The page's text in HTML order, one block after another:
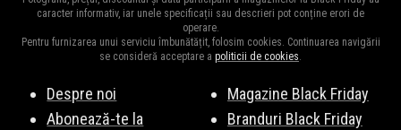
de utilizare și dacă a fost introdus corect. Uneori, codurile
expiră sau sunt valabile doar pentru anumite produse sau
perioade de timp.
caracter informativ, iar unele specificații sau descrieri pot conține erori de
operare.
Pentru furnizarea unui serviciu îmbunătățit, folosim cookies. Continuarea navigării
se consideră acceptare a politicii de cookies.
Despre noi
Abonează-te la
Magazine Black Friday
Branduri Black Friday